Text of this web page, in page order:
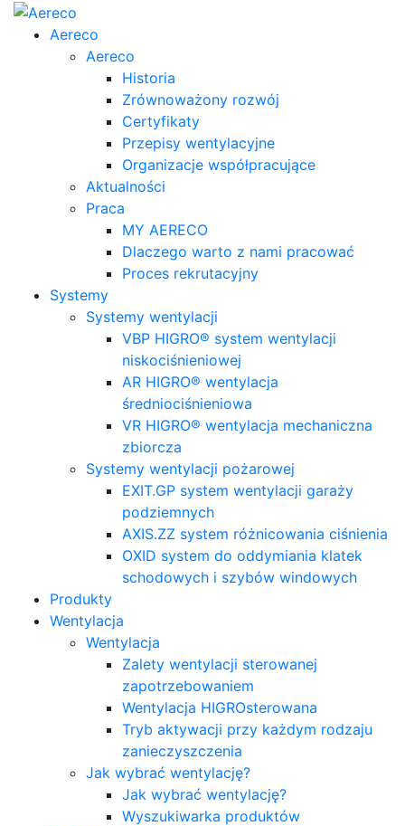
Aereco
Aereco
Historia
Zrównoważony rozwój
Certyfikaty
Przepisy wentylacyjne
Organizacje współpracujące
Aktualności
Praca
MY AERECO
Dlaczego warto z nami pracować
Proces rekrutacyjny
Systemy
Systemy wentylacji
VBP HIGRO® system wentylacji
niskociśnieniowej
AR HIGRO® wentylacja
średniociśnieniowa
VR HIGRO® wentylacja mechaniczna
zbiorcza
Systemy wentylacji pożarowej
EXIT.GP system wentylacji garaży
podziemnych
AXIS.ZZ system różnicowania ciśnienia
OXID system do oddymiania klatek
schodowych i szybów windowych
Produkty
Wentylacja
Wentylacja
Zalety wentylacji sterowanej
zapotrzebowaniem
Wentylacja HIGROsterowana
Tryb aktywacji przy każdym rodzaju
zanieczyszczenia
Jak wybrać wentylację?
Jak wybrać wentylację?
Wyszukiwarka produktów